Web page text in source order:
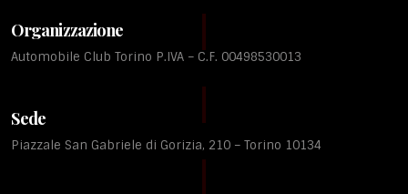
Organizzazione
Automobile Club Torino P.IVA – C.F. 00498530013
Sede
Piazzale San Gabriele di Gorizia, 210 – Torino 10134